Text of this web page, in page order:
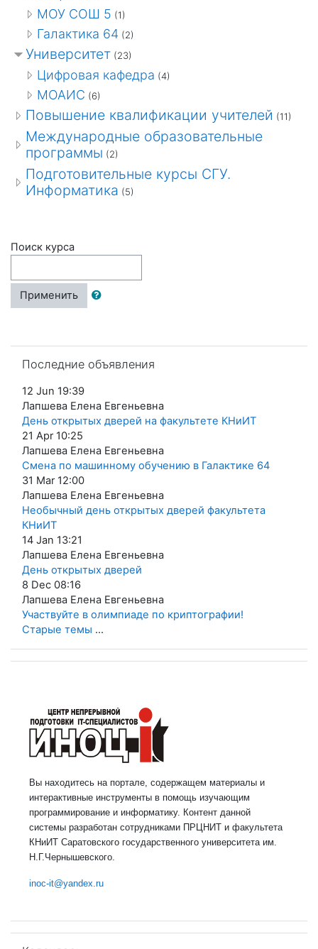
МОУ СОШ 5 (1)
Галактика 64 (2)
Университет (23)
Цифровая кафедра (4)
МОАИС (6)
Повышение квалификации учителей (11)
Международные образовательные
программы (2)
Подготовительные курсы СГУ.
Информатика (5)
Поиск курса
Применить
Последние объявления
12 Jun 19:39
Лапшева Елена Евгеньевна
День открытых дверей на факультете КНиИТ
21 Apr 10:25
Лапшева Елена Евгеньевна
Смена по машинному обучению в Галактике 64
31 Mar 12:00
Лапшева Елена Евгеньевна
Необычный день открытых дверей факультета
КНиИТ
14 Jan 13:21
Лапшева Елена Евгеньевна
День открытых дверей
8 Dec 08:16
Лапшева Елена Евгеньевна
Участвуйте в олимпиаде по криптографии!
Старые темы ...
Вы находитесь на портале, содержащем материалы и
интерактивные инструменты в помощь изучающим
программирование и информатику. Контент данной
системы разработан сотрудниками ПРЦНИТ и факультета
КНиИТ Саратовского государственного университета им.
Н.Г.Чернышевского.
inoc-it@yandex.ru